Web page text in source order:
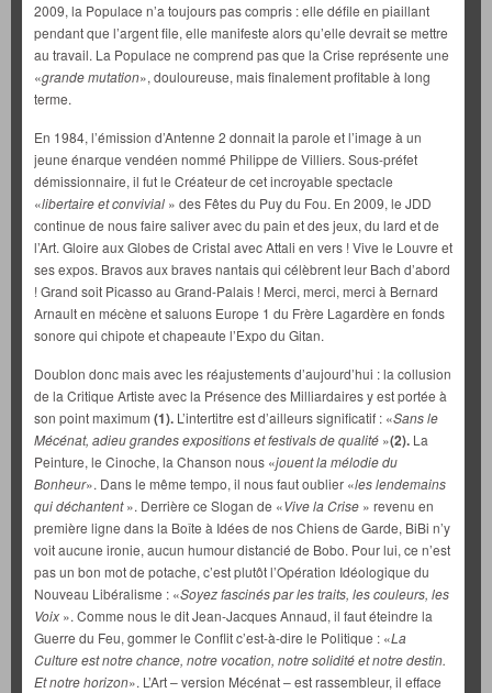
2009, la Populace n’a toujours pas compris : elle défile en piaillant
pendant que l’argent file, elle manifeste alors qu’elle devrait se mettre
au travail. La Populace ne comprend pas que la Crise représente une
«grande mutation», douloureuse, mais finalement profitable à long
terme.
En 1984, l’émission d’Antenne 2 donnait la parole et l’image à un
jeune énarque vendéen nommé Philippe de Villiers. Sous-préfet
démissionnaire, il fut le Créateur de cet incroyable spectacle
«libertaire et convivial » des Fêtes du Puy du Fou. En 2009, le JDD
continue de nous faire saliver avec du pain et des jeux, du lard et de
l’Art. Gloire aux Globes de Cristal avec Attali en vers ! Vive le Louvre et
ses expos. Bravos aux braves nantais qui célèbrent leur Bach d’abord
! Grand soit Picasso au Grand-Palais ! Merci, merci, merci à Bernard
Arnault en mécène et saluons Europe 1 du Frère Lagardère en fonds
sonore qui chipote et chapeaute l’Expo du Gitan.
Doublon donc mais avec les réajustements d’aujourd’hui : la collusion
de la Critique Artiste avec la Présence des Milliardaires y est portée à
son point maximum (1). L’intertitre est d’ailleurs significatif : «Sans le
Mécénat, adieu grandes expositions et festivals de qualité »(2). La
Peinture, le Cinoche, la Chanson nous «jouent la mélodie du
Bonheur». Dans le même tempo, il nous faut oublier «les lendemains
qui déchantent». Derrière ce Slogan de «Vive la Crise » revenu en
première ligne dans la Boîte à Idées de nos Chiens de Garde, BiBi n’y
voit aucune ironie, aucun humour distancié de Bobo. Pour lui, ce n’est
pas un bon mot de potache, c’est plutôt l’Opération Idéologique du
Nouveau Libéralisme : «Soyez fascinés par les traits, les couleurs, les
Voix ». Comme nous le dit Jean-Jacques Annaud, il faut éteindre la
Guerre du Feu, gommer le Conflit c’est-à-dire le Politique : «La
Culture est notre chance, notre vocation, notre solidité et notre destin.
Et notre horizon». L’Art – version Mécénat – est rassembleur, il efface